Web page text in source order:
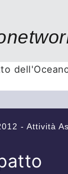
- Attività